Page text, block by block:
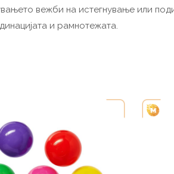
вежби на истегнување или
и рамнотежата.
product
has
multiple
variants.